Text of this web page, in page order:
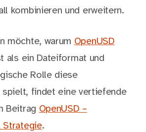
kombinieren und erweitern.
möchte, warum OpenUSD
als ein Dateiformat und
Rolle diese
spielt, findet eine vertiefende
Beitrag OpenUSD –
Strategie.